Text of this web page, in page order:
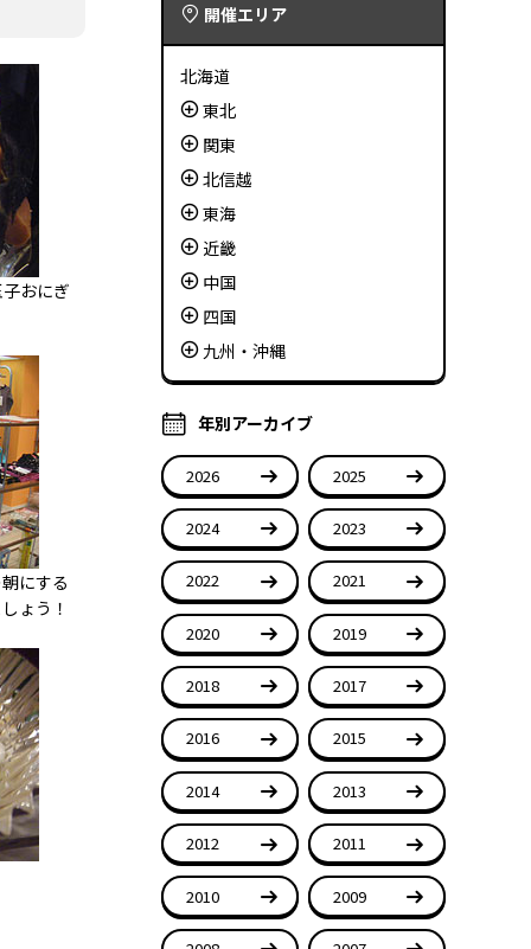
おにぎ
にする
ょう！
開催エリア
北海道
東北
関東
北信越
東海
近畿
中国
四国
九州・沖縄
年別アーカイブ
2026 2025
2024 2023
2022 2021
2020 2019
2018 2017
2016 2015
2014 2013
2012 2011
2010 2009